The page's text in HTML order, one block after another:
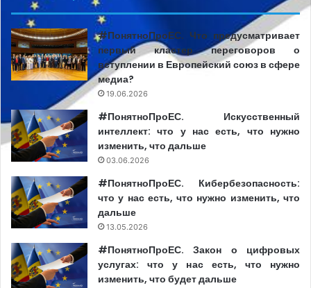
#ПонятноПроЕС. Что предусматривает
первый кластер переговоров о
вступлении в Европейский союз в сфере
медиа?
19.06.2026
#ПонятноПроЕС. Искусственный
интеллект: что у нас есть, что нужно
изменить, что дальше
03.06.2026
#ПонятноПроЕС. Кибербезопасность:
что у нас есть, что нужно изменить, что
дальше
13.05.2026
#ПонятноПроЕС. Закон о цифровых
услугах: что у нас есть, что нужно
изменить, что будет дальше